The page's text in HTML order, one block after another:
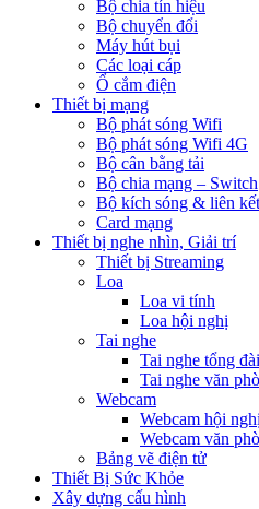
Bộ chia tín hiệu
Bộ chuyển đổi
Máy hút bụi
Các loại cáp
Ổ cắm điện
Thiết bị mạng
Bộ phát sóng Wifi
Bộ phát sóng Wifi 4G
Bộ cân bằng tải
Bộ chia mạng – Switch
Bộ kích sóng & liên
Card mạng
Thiết bị nghe nhìn, Giải trí
Thiết bị Streaming
Loa
Loa vi tính
Loa hội nghị
Tai nghe
Tai nghe tổng đài
Tai nghe văn
Webcam
Webcam hội nghị
Webcam văn
Bảng vẽ điện tử
Thiết Bị Sức Khỏe
Xây dựng cấu hình